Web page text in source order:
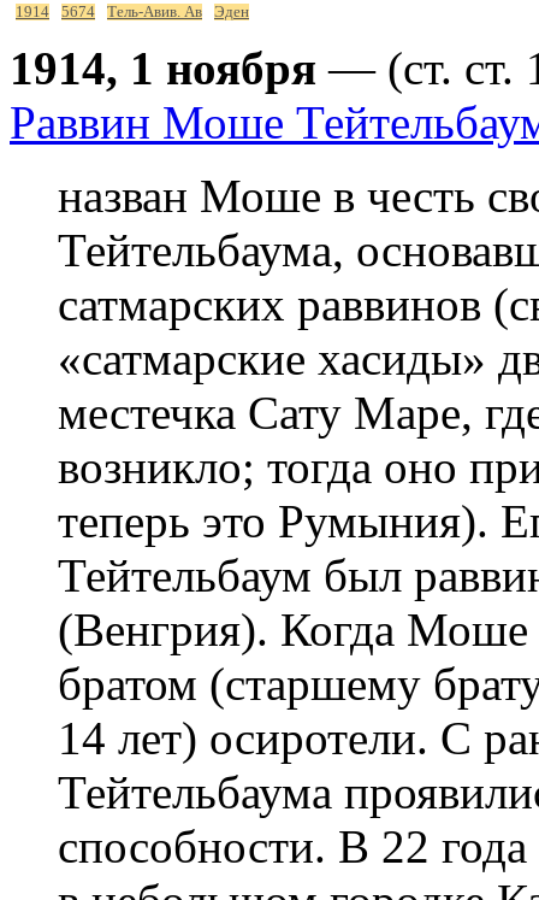
1914 5674 Тель-Авив. Ав Эден
1914, 1 ноября — (ст. ст.
Раввин Моше
назван Моше в честь
Тейтельбаума,
сатмарских раввинов
«сатмарские хасиды»
местечка Сату Маре,
возникло; тогда оно
теперь это Румыния).
Тейтельбаум был
(Венгрия). Когда Моше
братом (старшему
14 лет) осиротели. С
Тейтельбаума
способности. В 22